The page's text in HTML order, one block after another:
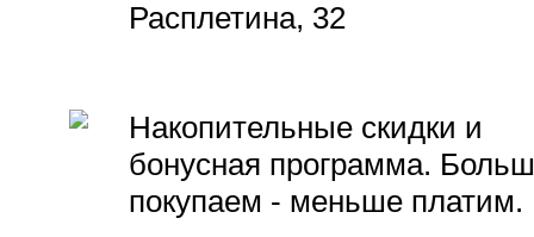
Расплетина, 32
Накопительные скидки и
бонусная программа.
покупаем - меньше платим.